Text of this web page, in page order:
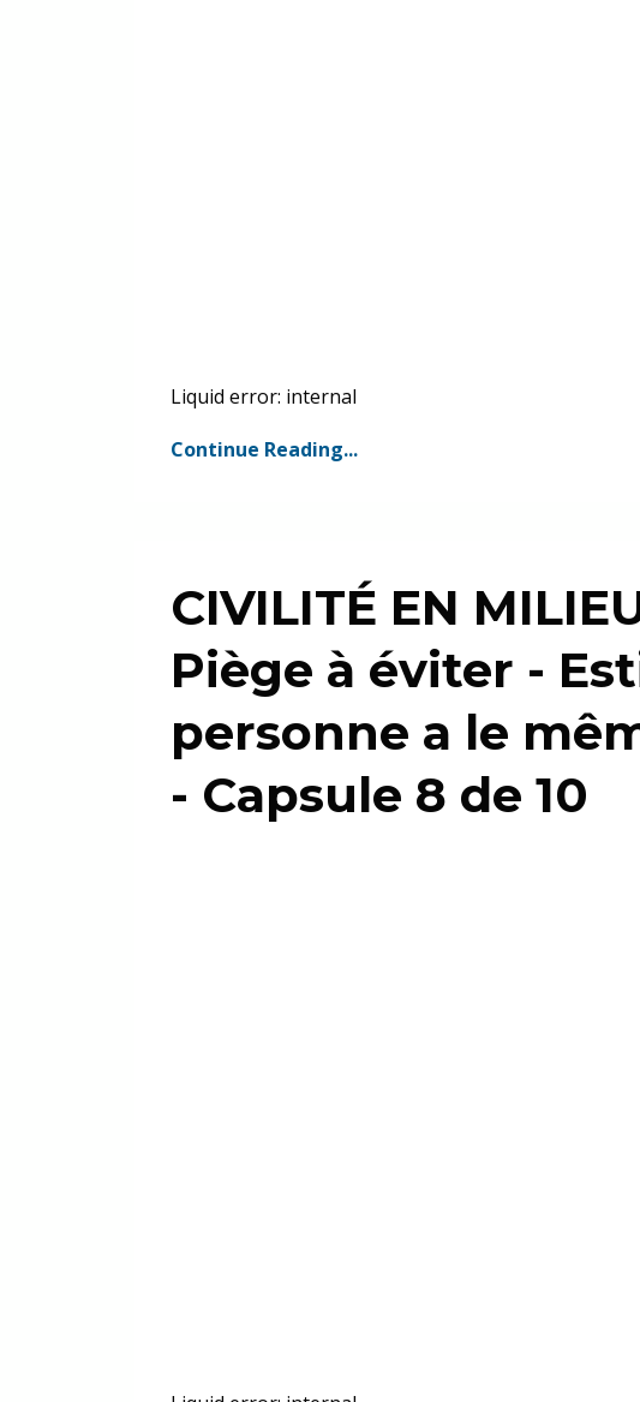
Liquid error: internal
Continue Reading...
CIVILITÉ EN
Piège à éviter -
personne a le
- Capsule 8 de 10